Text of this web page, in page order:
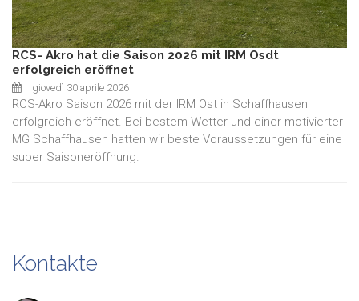
RCS- Akro hat die Saison 2026 mit IRM Osdt
erfolgreich eröffnet
giovedì 30 aprile 2026
RCS-Akro Saison 2026 mit der IRM Ost in Schaffhausen
erfolgreich eröffnet. Bei bestem Wetter und einer motivierter
MG Schaffhausen hatten wir beste Voraussetzungen für eine
super Saisoneröffnung.
Kontakte